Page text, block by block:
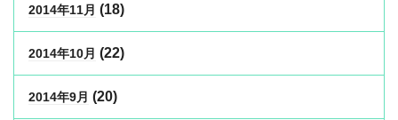
2014年11月 (18)
2014年10月 (22)
2014年9月 (20)